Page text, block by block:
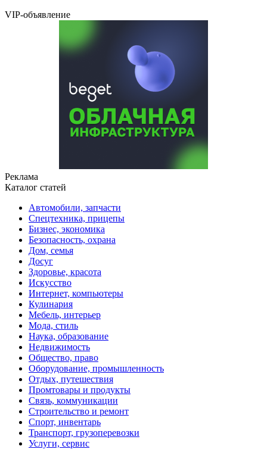
VIP-объявление
Реклама
Каталог статей
Автомобили, запчасти
Спецтехника, прицепы
Бизнес, экономика
Безопасность, охрана
Дом, семья
Досуг
Здоровье, красота
Искусство
Интернет, компьютеры
Кулинария
Мебель, интерьер
Мода, стиль
Наука, образование
Недвижимость
Общество, право
Оборудование, промышленность
Отдых, путешествия
Промтовары и продукты
Связь, коммуникации
Строительство и ремонт
Cпорт, инвентарь
Транспорт, грузоперевозки
Услуги, сервис